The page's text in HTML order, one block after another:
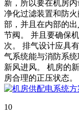
新，所以要在机房
净化过滤装置和防
部，并且在内部的
节阀。 并且要确保
次。 排气设计应具
气系统能与消防系
新风进风。 机房的
房合理的正压状态。
10